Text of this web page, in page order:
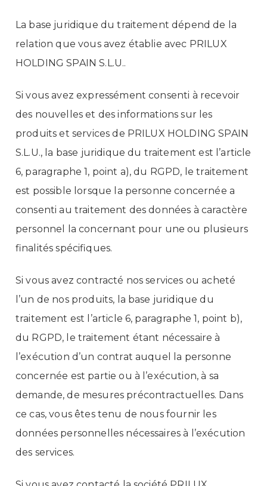
La base juridique du traitement dépend de la
relation que vous avez établie avec PRILUX
HOLDING SPAIN S.L.U..
Si vous avez expressément consenti à recevoir
des nouvelles et des informations sur les
produits et services de PRILUX HOLDING SPAIN
S.L.U., la base juridique du traitement est l’article
6, paragraphe 1, point a), du RGPD, le traitement
est possible lorsque la personne concernée a
consenti au traitement des données à caractère
personnel la concernant pour une ou plusieurs
finalités spécifiques.
Si vous avez contracté nos services ou acheté
l’un de nos produits, la base juridique du
traitement est l’article 6, paragraphe 1, point b),
du RGPD, le traitement étant nécessaire à
l’exécution d’un contrat auquel la personne
concernée est partie ou à l’exécution, à sa
demande, de mesures précontractuelles. Dans
ce cas, vous êtes tenu de nous fournir les
données personnelles nécessaires à l’exécution
des services.